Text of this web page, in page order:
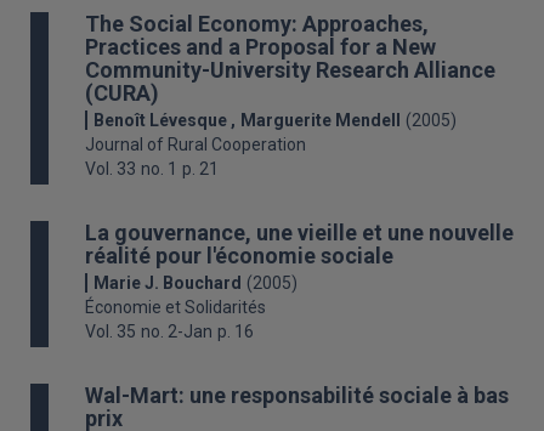
The Social Economy: Approaches,
Practices and a Proposal for a New
Community-University Research Alliance
(CURA)
Benoît Lévesque Marguerite Mendell
(2005)
Journal of Rural Cooperation
Vol. 33 no. 1 p. 21
La gouvernance, une vieille et une nouvelle
réalité pour l'économie sociale
Marie J. Bouchard (2005)
Économie et Solidarités
Vol. 35 no. 2-Jan p. 16
Wal-Mart: une responsabilité sociale à bas
prix